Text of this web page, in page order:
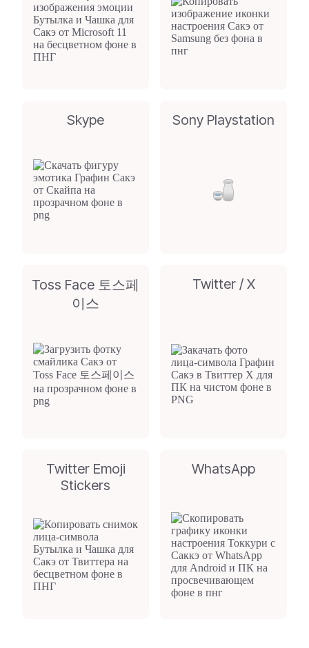
Skype Sony Playstation
Toss Face 토스페
이스
Twitter / X
Twitter Emoji
Stickers
WhatsApp